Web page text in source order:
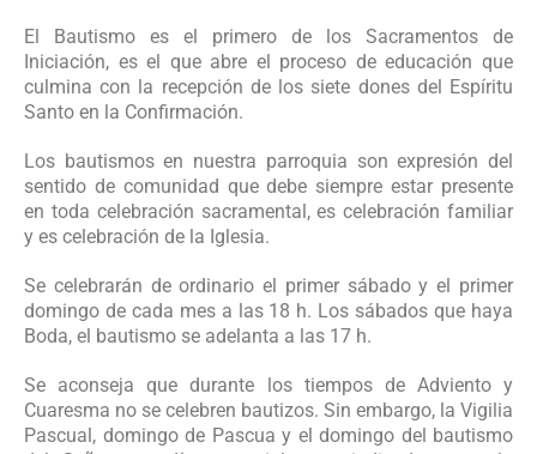
El Bautismo es el primero de los Sacramentos de
Iniciación, es el que abre el proceso de educación que
culmina con la recepción de los siete dones del Espíritu
Santo en la Confirmación.
Los bautismos en nuestra parroquia son expresión del
sentido de comunidad que debe siempre estar presente
en toda celebración sacramental, es celebración familiar
y es celebración de la Iglesia.
Se celebrarán de ordinario el primer sábado y el primer
domingo de cada mes a las 18 h. Los sábados que haya
Boda, el bautismo se adelanta a las 17 h.
Se aconseja que durante los tiempos de Adviento y
Cuaresma no se celebren bautizos. Sin embargo, la Vigilia
Pascual, domingo de Pascua y el domingo del bautismo